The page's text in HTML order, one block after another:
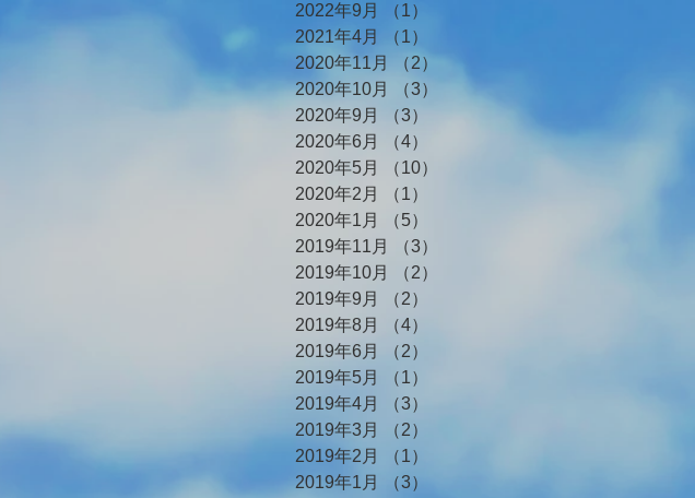
2022年9月
（1）
2021年4月
（1）
2020年11月
（2）
2020年10月
（3）
3件の記事
2020年9月
（3）
2020年6月
（4）
2020年5月
（10）
2020年2月
（1）
2020年1月
（5）
2019年11月
（3）
2019年10月
（2）
2019年9月
（2）
2019年8月
（4）
2019年6月
（2）
2019年5月
（1）
2019年4月
（3）
2019年3月
（2）
2019年2月
（1）
2019年1月
（3）